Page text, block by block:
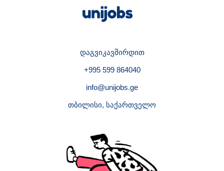
დაგვიკავშირდით
+995 599 864040
info@unijobs.ge
თბილისი, საქართველო